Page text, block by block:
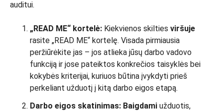
auditui.
„READ ME“ kortelė: Kiekvienos skilties viršuje
rasite „READ ME“ kortelę. Visada pirmiausia
peržiūrėkite jas – jos atlieka jūsų darbo vadovo
funkciją ir jose pateiktos konkrečios taisyklės bei
kokybės kriterijai, kuriuos būtina įvykdyti prieš
perkeliant užduotį į kitą darbo eigos etapą.
Darbo eigos skatinimas: Baigdami užduotis,